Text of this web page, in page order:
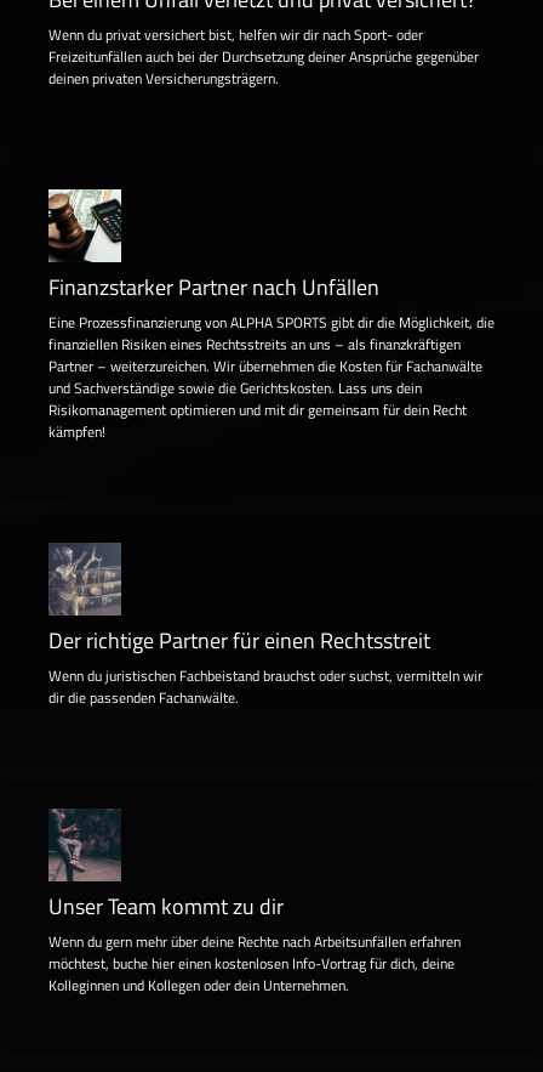
Wenn du privat versichert bist, helfen wir dir nach Sport- oder
Freizeitunfällen auch bei der Durchsetzung deiner Ansprüche gegenüber
deinen privaten Versicherungsträgern.
Finanzstarker Partner nach Unfällen
Eine Prozessfinanzierung von ALPHA SPORTS gibt dir die Möglichkeit, die
finanziellen Risiken eines Rechtsstreits an uns – als finanzkräftigen
Partner – weiterzureichen. Wir übernehmen die Kosten für Fachanwälte
und Sachverständige sowie die Gerichtskosten. Lass uns dein
Risikomanagement optimieren und mit dir gemeinsam für dein Recht
kämpfen!
Der richtige Partner für einen Rechtsstreit
Wenn du juristischen Fachbeistand brauchst oder suchst, vermitteln wir
dir die passenden Fachanwälte.
Unser Team kommt zu dir
Wenn du gern mehr über deine Rechte nach Arbeitsunfällen erfahren
möchtest, buche hier einen kostenlosen Info-Vortrag für dich, deine
Kolleginnen und Kollegen oder dein Unternehmen.